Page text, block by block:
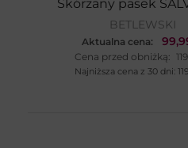
Skórzany pasek
BETLEWSKI
Aktualna cena:
Cena przed obniżką:
Najniższa cena z 30 dni: